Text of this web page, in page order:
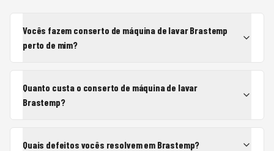
Vocês fazem conserto de máquina de lavar Brastemp
perto de mim?
Quanto custa o conserto de máquina de lavar
Brastemp?
Quais defeitos vocês resolvem em Brastemp?